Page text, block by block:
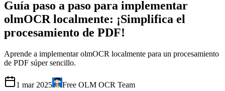
Guía paso a paso para implementar
olmOCR localmente: ¡Simplifica el
procesamiento de PDF!
Aprende a implementar olmOCR localmente para un procesamiento
de PDF súper sencillo.
1 mar 2025 Free OLM OCR Team